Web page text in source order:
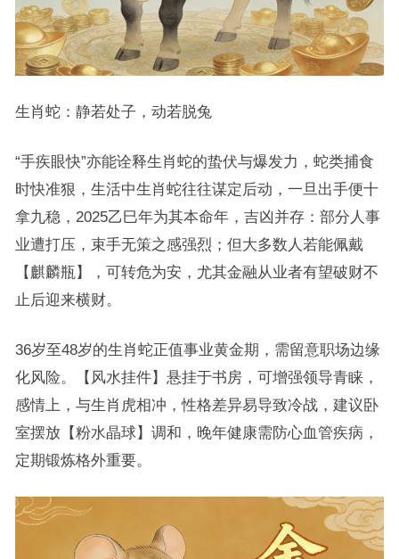
生肖蛇：静若处子，动若脱兔
“手疾眼快”亦能诠释生肖蛇的蛰伏与爆发力，蛇类捕食
时快准狠，生活中生肖蛇往往谋定后动，一旦出手便十
拿九稳，2025乙巳年为其本命年，吉凶并存：部分人事
业遭打压，束手无策之感强烈；但大多数人若能佩戴
【麒麟瓶】，可转危为安，尤其金融从业者有望破财不
止后迎来横财。
36岁至48岁的生肖蛇正值事业黄金期，需留意职场边缘
化风险。【风水挂件】悬挂于书房，可增强领导青睐，
感情上，与生肖虎相冲，性格差异易导致冷战，建议卧
室摆放【粉水晶球】调和，晚年健康需防心血管疾病，
定期锻炼格外重要。